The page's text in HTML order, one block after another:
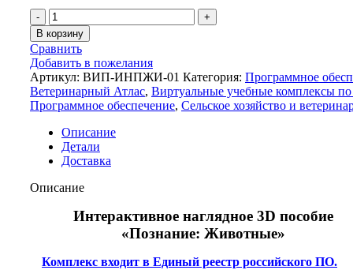
В корзину
Сравнить
Добавить в пожелания
Артикул: ВИП-ИНПЖИ-01 Категория: Программное
Ветеринарный Атлас, Виртуальные учебные комплексы
Программное обеспечение, Сельское хозяйство и
Описание
Детали
Доставка
Описание
Интерактивное наглядное 3D пособие
«Познание: Животные»
Комплекс входит в Единый реестр российского ПО.